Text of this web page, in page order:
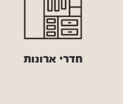
חדרי ארונות